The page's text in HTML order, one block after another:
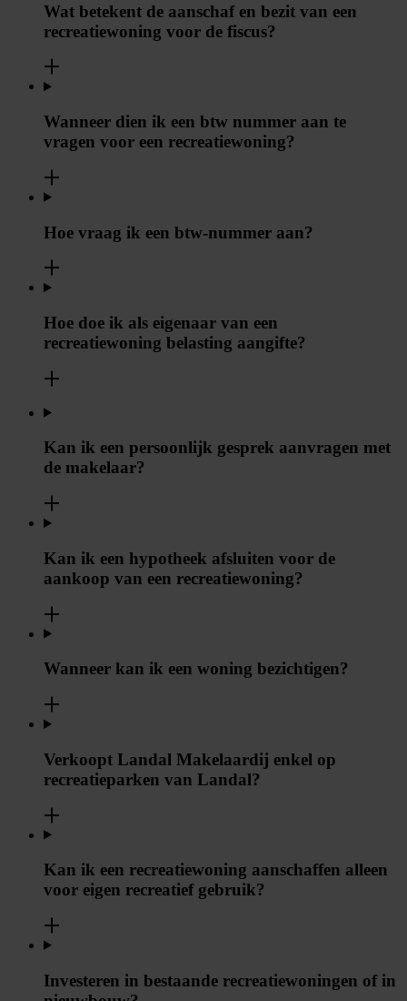
Wat betekent de aanschaf en bezit van een
recreatiewoning voor de fiscus?
Wanneer dien ik een btw nummer aan te
vragen voor een recreatiewoning?
Hoe vraag ik een btw-nummer aan?
Hoe doe ik als eigenaar van een
recreatiewoning belasting aangifte?
Kan ik een persoonlijk gesprek aanvragen met
de makelaar?
Kan ik een hypotheek afsluiten voor de
aankoop van een recreatiewoning?
Wanneer kan ik een woning bezichtigen?
Verkoopt Landal Makelaardij enkel op
recreatieparken van Landal?
Kan ik een recreatiewoning aanschaffen alleen
voor eigen recreatief gebruik?
Investeren in bestaande recreatiewoningen of in